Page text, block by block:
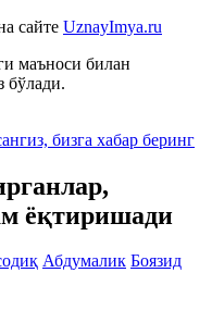
сайте UznayImya.ru
маъноси билан
бўлади.
бизга хабар беринг
ёқтиришади
Абдумалик Боязид